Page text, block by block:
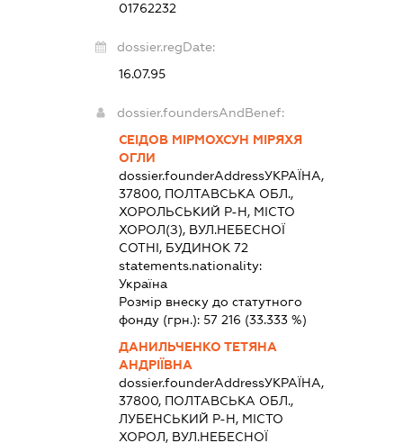
01762232
dossier.regDate:
16.07.95
dossier.foundersAndBenef:
СЕІДОВ МІРМОХСУН МІРЯХЯ
ОГЛИ
dossier.founderAddressУКРАЇНА,
37800, ПОЛТАВСЬКА ОБЛ.,
ХОРОЛЬСЬКИЙ Р-Н, МІСТО
ХОРОЛ(З), ВУЛ.НЕБЕСНОЇ
СОТНІ, БУДИНОК 72
statements.nationality:
Україна
Розмір внеску до статутного
фонду (грн.):57 216 (33.333 %)
ДАНИЛЬЧЕНКО ТЕТЯНА
АНДРІЇВНА
dossier.founderAddressУКРАЇНА,
37800, ПОЛТАВСЬКА ОБЛ.,
ЛУБЕНСЬКИЙ Р-Н, МІСТО
ХОРОЛ, ВУЛ.НЕБЕСНОЇ